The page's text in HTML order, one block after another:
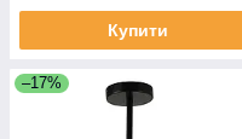
Купити
–17%